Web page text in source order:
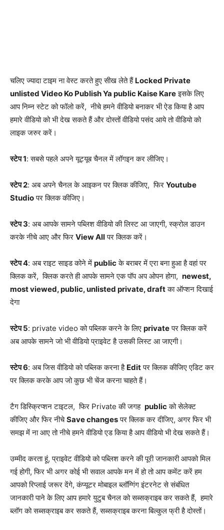
चलिए ज्यादा टाइम ना वेस्ट करते हुए सीख लेते हैं Locked Private
unlisted Video Ko Publish Ya public Kaise Kareइसके लिए
आप निम्न स्टेट को फॉलो करें, नीचे हमने वीडियो बनाकर भी ऐड किया है आप
हमारे वीडियो को भी देख सकते हैं और दोस्तों वीडियो पसंद आये तो वीडियो को
लाइक जरुर करें।
स्टेप 1: सबसे पहले अपने यूट्यूब चैनल में लॉगइन कर लीजिए।
स्टेप 2: अब अपने चैनल के आइकन पर क्लिक कीजिए, फिर Youtube
Studioपर क्लिक कीजिए।
स्टेप 3: अब आपके सामने पब्लिश वीडियो की लिस्ट आ जाएगी, स्क्रोल डाउन
करके नीचे आए और फिर View Allपर क्लिक करें।
स्टेप 4: अब राइट साइड कोने में publicके बराबर में एरा बना हुआ है वहां पर
क्लिक करें, क्लिक करते ही आपके सामने एक पॉप अप ओपन होगा, newest,
most viewed, public, unlisted private, draftका ऑप्शन दिखाई
देगा
स्टेप 5: private video को पब्लिक करने के लिए privateपर क्लिक करें
अब आपके सामने जो भी वीडियो प्राइवेट है उसकी लिस्ट आ जाएगी।
स्टेप 6: अब जिस वीडियो को पब्लिक करना है Editपर क्लिक कीजिए एडिट कर
पर क्लिक करके आप जो कुछ भी चेंज करना चाहते हैं।
टैग डिस्क्रिप्शन टाइटल, फिर Private की जगह publicको सेलेक्ट
कीजिए और फिर नीचेSave changesपर क्लिक कर दीजिए, अगर फिर भी
समझ में ना आए तो नीचे हमने वीडियो एड किया है आप वीडियो भी देख सकते हैं।
उम्मीद करता हूं, प्राइवेट वीडियो को पब्लिश करने की पूरी जानकारी आपको मिल
गई होगी, फिर भी अगर कोई भी सवाल आपके मन में हो तो आप कमेंट करें हम
आपको रिप्लाई जरूर देंगे, कंप्यूटर मोबाइल ब्लॉग्गिंग इंटरनेट से संबंधित
जानकारी पाने के लिए आप हमारे युटुब चैनल को सब्सक्राइब कर सकते हैं, हमारे
ब्लॉग को सब्सक्राइब कर सकते हैं, सब्सक्राइब करना बिल्कुल फ्री है दोस्तों।